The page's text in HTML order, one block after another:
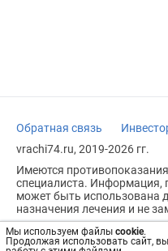
Мы используем файлы cookie.
Продолжая использовать сайт,
Обратная связь
vrachi74.ru, 2019-2026 гг.
Имеются
специалиста. Информация,
может быть использована
назначения лечения и не
Возрастное ограничение: 18+